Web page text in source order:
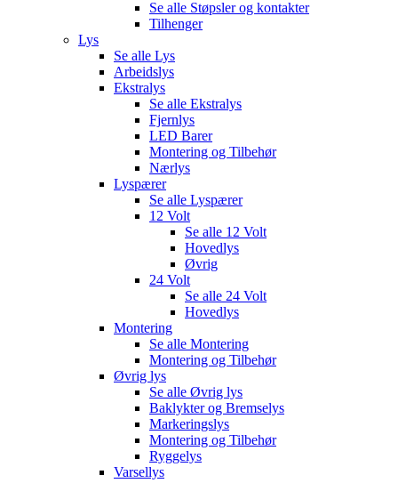
Se alle Støpsler og kontakter
Tilhenger
Lys
Se alle Lys
Arbeidslys
Ekstralys
Se alle Ekstralys
Fjernlys
LED Barer
Montering og Tilbehør
Nærlys
Lyspærer
Se alle Lyspærer
12 Volt
Se alle 12 Volt
Hovedlys
Øvrig
24 Volt
Se alle 24 Volt
Hovedlys
Montering
Se alle Montering
Montering og Tilbehør
Øvrig lys
Se alle Øvrig lys
Baklykter og Bremselys
Markeringslys
Montering og Tilbehør
Ryggelys
Varsellys